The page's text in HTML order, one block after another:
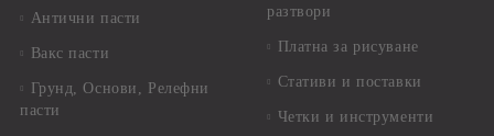
Антични пасти
Вакс пасти
Грунд, Основи, Релефни
пасти
разтвори
Платна за рисуване
Стативи и поставки
Четки и инструменти